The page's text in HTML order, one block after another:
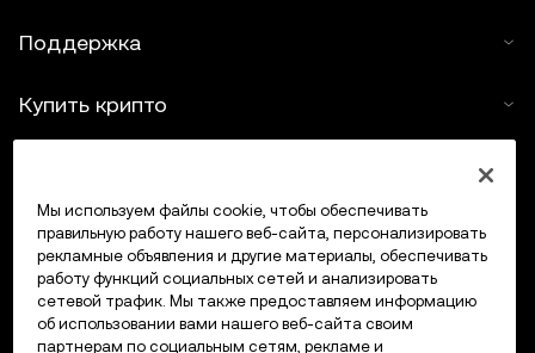
Поддержка
Купить крипто
Трейдинг
Мы используем файлы cookie, чтобы обеспечивать
правильную работу нашего веб-сайта, персонализировать
рекламные объявления и другие материалы, обеспечивать
работу функций социальных сетей и анализировать
сетевой трафик. Мы также предоставляем информацию
об использовании вами нашего веб-сайта своим
партнерам по социальным сетям, рекламе и